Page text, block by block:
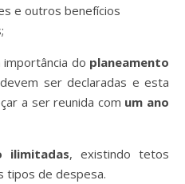
e outros benefícios
do planeamento
ser declaradas e esta
a ser reunida com um ano
ilimitadas, existindo tetos
tipos de despesa.